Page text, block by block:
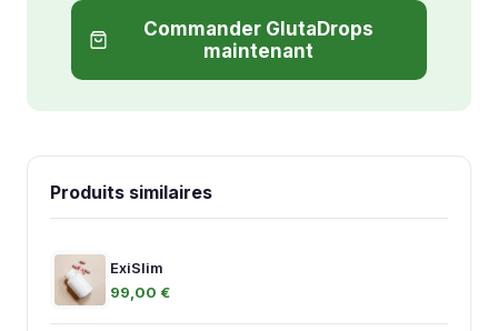
Commander GlutaDrops
maintenant
Produits similaires
ExiSlim
99,00 €